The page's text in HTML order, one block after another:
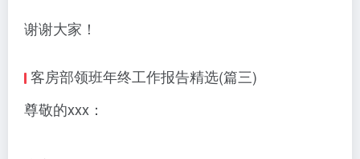
谢谢大家！
客房部领班年终工作报告精选(篇三)
尊敬的xxx：